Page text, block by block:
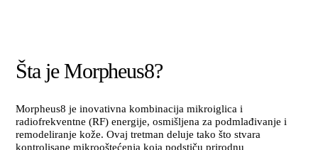
Šta je Morpheus8?
Morpheus8 je inovativna kombinacija mikroiglica i
radiofrekventne (RF) energije, osmišljena za podmlađivanje i
remodeliranje kože. Ovaj tretman deluje tako što stvara
kontrolisane mikrooštećenja koja podstiču prirodnu